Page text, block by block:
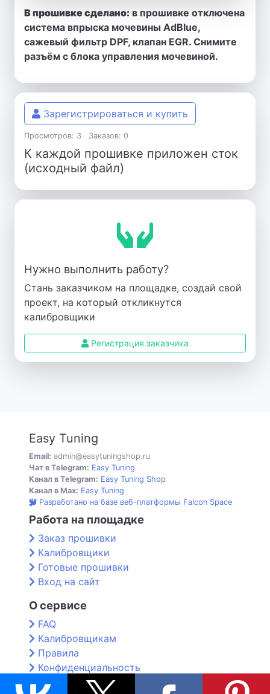
В прошивке сделано: в прошивке отключена
система впрыска мочевины AdBlue,
сажевый фильтр DPF, клапан EGR. Снимите
разъём с блока управления мочевиной.
Зарегистрироваться и купить
Просмотров: 3 Заказов: 0
К каждой прошивке приложен сток
(исходный файл)
Нужно выполнить работу?
Стань заказчиком на площадке, создай свой
проект, на который откликнутся
калибровщики
Регистрация заказчика
Easy Tuning
Email: admin@easytuningshop.ru
Чат в Telegram: Easy Tuning
Канал в Telegram: Easy Tuning Shop
Канал в Max: Easy Tuning
Разработано на базе веб-платформы Falcon Space
Работа на площадке
Заказ прошивки
Калибровщики
Готовые прошивки
Вход на сайт
О сервисе
FAQ
Калибровщикам
Правила
Конфиденциальность
Контакты